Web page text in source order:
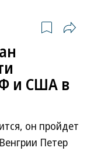
и США в
он пройдет
Петер